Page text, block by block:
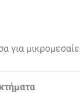
για